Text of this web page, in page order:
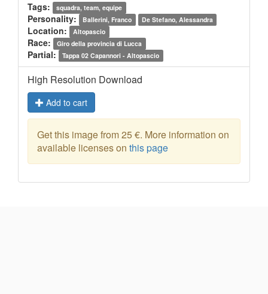
Tags: squadra, team, equipe
Personality: Ballerini, Franco De Stefano, Alessandra
Location: Altopascio
Race: Giro della provincia di Lucca
Partial: Tappa 02 Capannori - Altopascio
High Resolution Download
Add to cart
Get this image from 25 €. More information on
available licenses on this page